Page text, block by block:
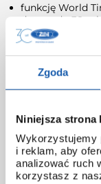
Zgoda
Niniejsza strona
Wykorzystujemy
i reklam, aby
analizować ruch
korzystasz z
funkcję World
dostęp do 38
czasowych,
godziny
stoper –
timer –
ustawienia co 1
4 alarmy –
(z funkcją
alarm